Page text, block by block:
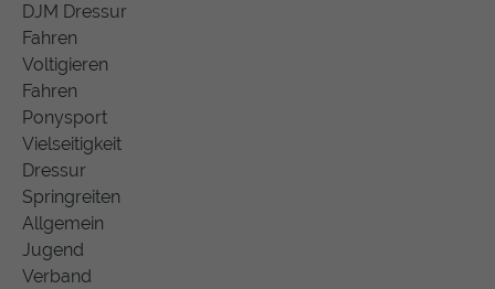
DJM Dressur
Fahren
Voltigieren
Fahren
Ponysport
Vielseitigkeit
Dressur
Springreiten
Allgemein
Jugend
Verband